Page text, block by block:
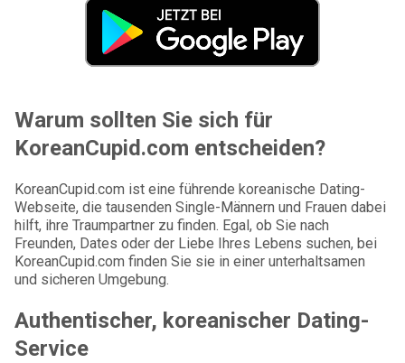
Warum sollten Sie sich für
KoreanCupid.com entscheiden?
KoreanCupid.com ist eine führende koreanische Dating-
Webseite, die tausenden Single-Männern und Frauen dabei
hilft, ihre Traumpartner zu finden. Egal, ob Sie nach
Freunden, Dates oder der Liebe Ihres Lebens suchen, bei
KoreanCupid.com finden Sie sie in einer unterhaltsamen
und sicheren Umgebung.
Authentischer, koreanischer Dating-
Service